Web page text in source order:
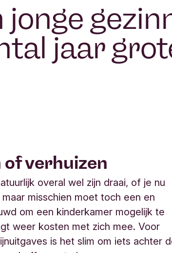
jonge
jaar
verhuizen
overal wel zijn draai, of je nu
misschien moet toch een en
om een kinderkamer mogelijk te
weer kosten met zich mee. Voor
is het slim om iets achter